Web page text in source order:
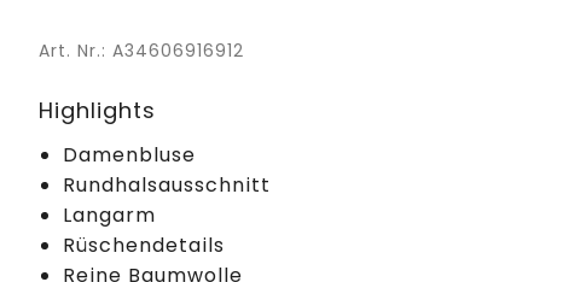
Art. Nr.: A34606916912
Highlights
Damenbluse
Rundhalsausschnitt
Langarm
Rüschendetails
Reine Baumwolle